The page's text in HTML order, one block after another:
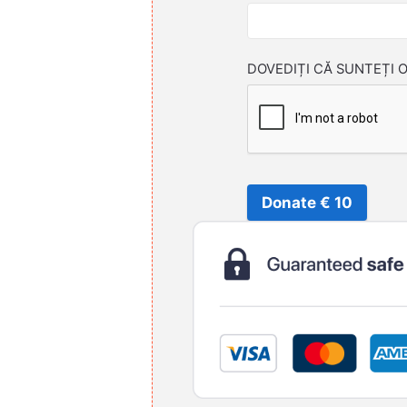
DOVEDIȚI CĂ SUNTEȚI
Donate € 10